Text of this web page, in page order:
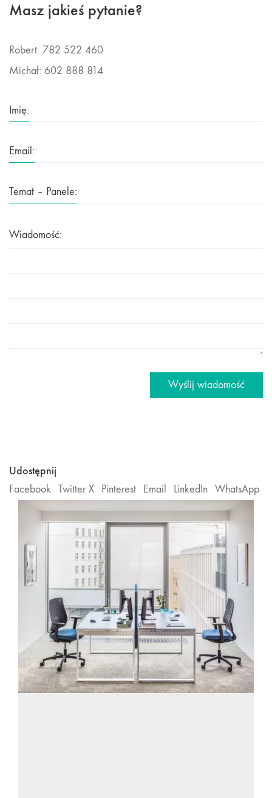
Masz jakieś pytanie?
Robert: 782 522 460
Michał: 602 888 814
Imię:
Email:
Temat – Panele:
Wiadomość:
Wyślij wiadomość
Udostępnij
Facebook Twitter X Pinterest Email LinkedIn WhatsApp